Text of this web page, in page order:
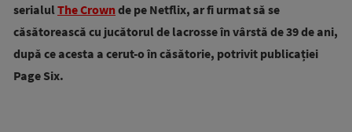
serialul The Crownde pe Netflix, ar fi urmat să se
căsătorească cu jucătorul de lacrosse în vârstă de 39 de ani,
după ce acesta a cerut-o în căsătorie, potrivit publicației
Page Six.